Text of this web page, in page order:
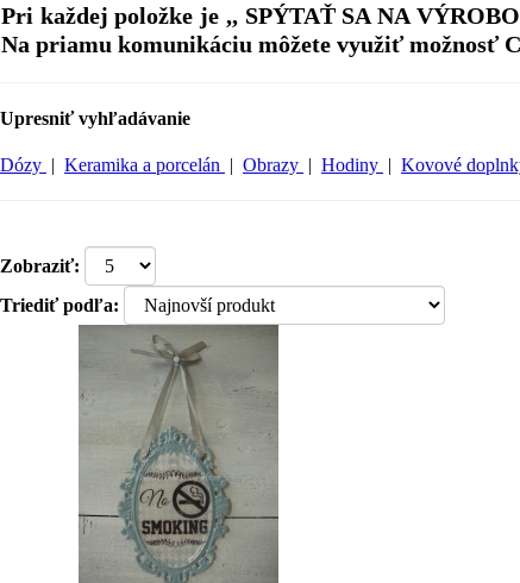
Pri každej položke je ,, SPÝTAŤ SA NA
Na priamu komunikáciu môžete využiť možnosť
Upresniť vyhľadávanie
Dózy | Keramika a porcelán | Obrazy | Hodiny | Kovové
Zobraziť:
Triediť podľa: